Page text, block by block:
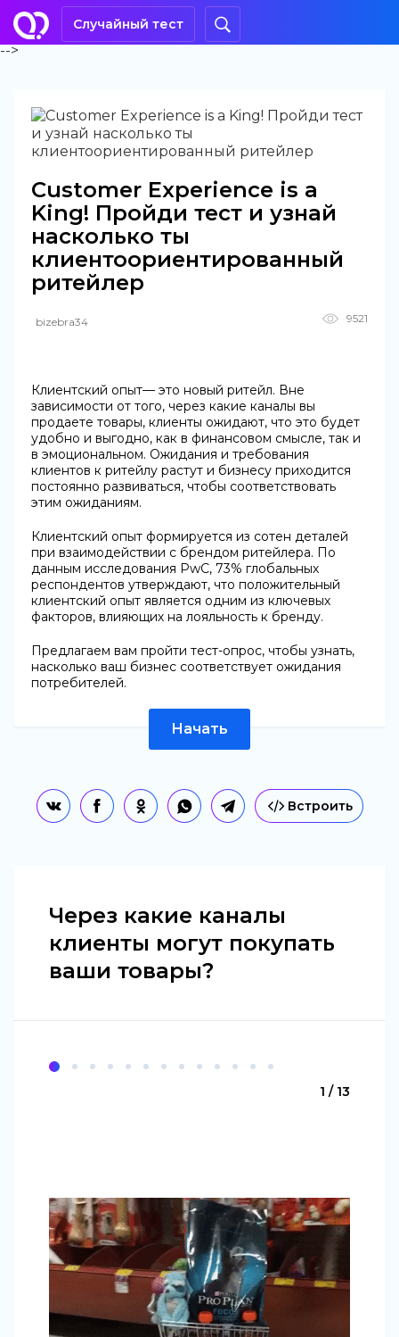
Случайный тест
-->
Customer Experience is a
King! Пройди тест и узнай
насколько ты
клиентоориентированный
ритейлер
bizebra34 9521
Клиентский опыт— это новый ритейл. Вне
зависимости от того, через какие каналы вы
продаете товары, клиенты ожидают, что это будет
удобно и выгодно, как в финансовом смысле, так и
в эмоциональном. Ожидания и требования
клиентов к ритейлу растут и бизнесу приходится
постоянно развиваться, чтобы соответствовать
этим ожиданиям.
Клиентский опыт формируется из сотен деталей
при взаимодействии с брендом ритейлера. По
данным исследования PwC, 73% глобальных
респондентов утверждают, что положительный
клиентский опыт является одним из ключевых
факторов, влияющих на лояльность к бренду.
Предлагаем вам пройти тест-опрос, чтобы узнать,
насколько ваш бизнес соответствует ожидания
потребителей.
Начать
Встроить
Через какие каналы
клиенты могут покупать
ваши товары?
1 / 13